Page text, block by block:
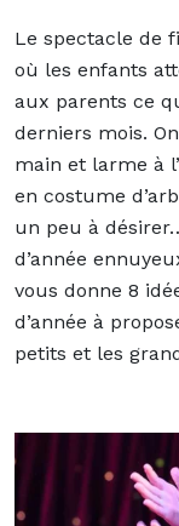
Le spectacle de
où les enfants
aux parents ce
derniers mois.
main et larme à
en costume
un peu à
d’année
vous donne 8
d’année à
petits et les